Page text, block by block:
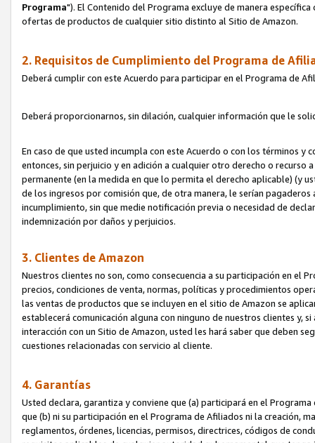
Programa"). El Contenido del Programa excluye de manera
ofertas de productos de cualquier sitio distinto al Sitio de Amazon.
2. Requisitos de Cumplimiento del Programa de
Deberá cumplir con este Acuerdo para participar en el Programa de
Deberá proporcionarnos, sin dilación, cualquier información que le
En caso de que usted incumpla con este Acuerdo o con los términos
entonces, sin perjuicio y en adición a cualquier otro derecho o
permanente (en la medida en que lo permita el derecho aplicable) (y
de los ingresos por comisión que, de otra manera, le serían
incumplimiento, sin que medie notificación previa o necesidad de
indemnización por daños y perjuicios.
3. Clientes de Amazon
Nuestros clientes no son, como consecuencia a su participación en el
precios, condiciones de venta, normas, políticas y procedimientos
las ventas de productos que se incluyen en el sitio de Amazon se
establecerá comunicación alguna con ninguno de nuestros clientes y,
interacción con un Sitio de Amazon, usted les hará saber que deben
cuestiones relacionadas con servicio al cliente.
4. Garantías
Usted declara, garantiza y conviene que (a) participará en el
que (b) ni su participación en el Programa de Afiliados ni la creación,
reglamentos, órdenes, licencias, permisos, directrices, códigos de